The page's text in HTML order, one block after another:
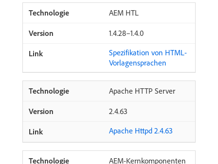
AEM HTL
1.4.28–1.4.0
Spezifikation von HTML-
Vorlagensprachen
Apache HTTP Server
2.4.63
Apache Httpd 2.4.63
AEM-Kernkomponenten